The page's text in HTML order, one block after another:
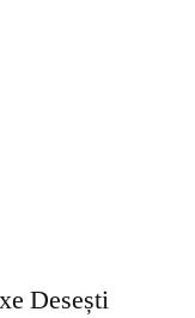
Desești